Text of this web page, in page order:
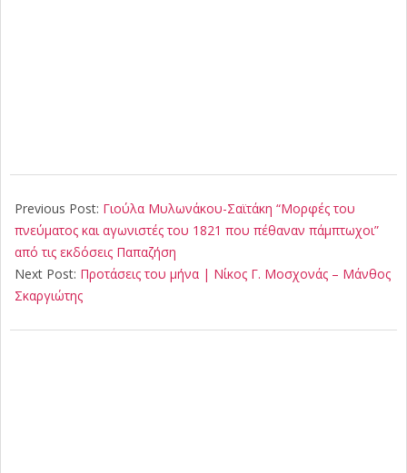
06-
26
Previous Post: Γιούλα Μυλωνάκου-Σαϊτάκη “Μορφές του
πνεύματος και αγωνιστές του 1821 που πέθαναν πάμπτωχοι”
από τις εκδόσεις Παπαζήση
Next Post: Προτάσεις του μήνα | Νίκος Γ. Μοσχονάς – Μάνθος
Σκαργιώτης